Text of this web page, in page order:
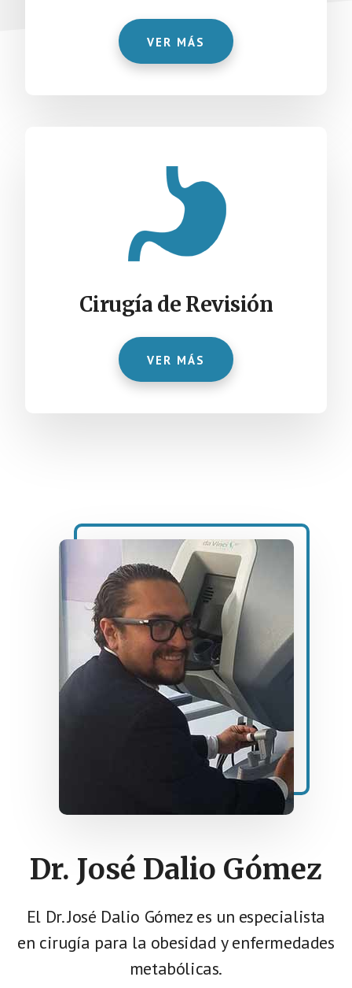
VER MÁS
Cirugía de Revisión
VER MÁS
Dr. José Dalio Gómez
El Dr. José Dalio Gómez es un especialista
en cirugía para la obesidad y enfermedades
metabólicas.